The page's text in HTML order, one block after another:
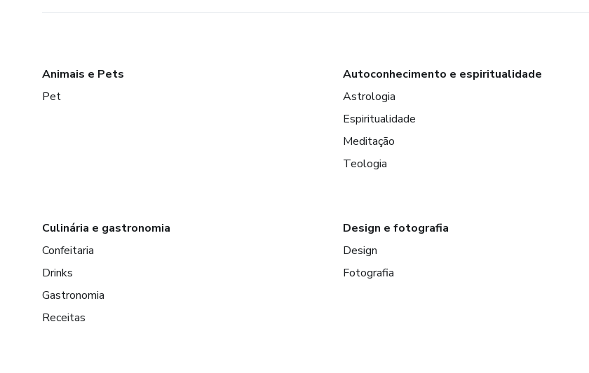
Animais e Pets
Pet
Autoconhecimento e espiritualidade
Astrologia
Espiritualidade
Meditação
Teologia
Culinária e gastronomia
Confeitaria
Drinks
Gastronomia
Receitas
Design e fotografia
Design
Fotografia